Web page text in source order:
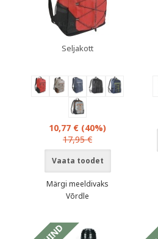
Seljakott
10,77 € (40%)
17,95 €
Vaata toodet
Märgi meeldivaks
Võrdle